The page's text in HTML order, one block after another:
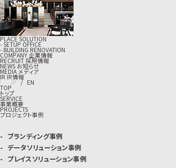
PLACE SOLUTION
- SETUP OFFICE
- BUILDING RENOVATION
COMPANY企業情報
RECRUIT採用情報
NEWSお知らせ
MEDIAメディア
IRIR情報
JP / EN
TOP
トップ
SERVICE
事業概要
PROJECTS
プロジェクト事例
ブランディング事例
データソリューション事例
プレイスソリューション事例